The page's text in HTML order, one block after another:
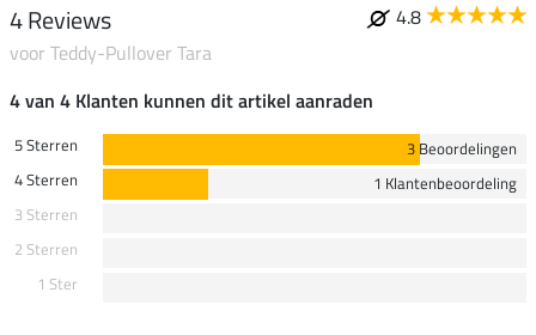
4 Reviews
4.8
voor Teddy-Pullover Tara
4 van 4 Klanten kunnen dit artikel aanraden
5 Sterren
3 Beoordelingen
4 Sterren
1 Klantenbeoordeling
3 Sterren
2 Sterren
1 Ster